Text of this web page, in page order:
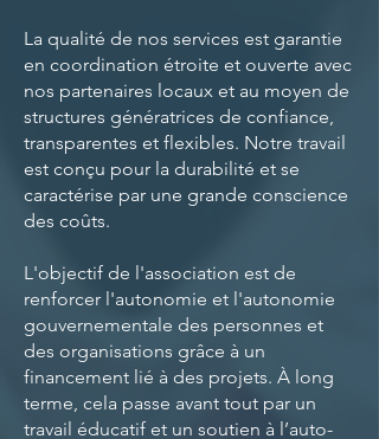
La qualité de nos services est garantie
en coordination étroite et ouverte avec
nos partenaires locaux et au moyen de
structures génératrices de confiance,
transparentes et flexibles. Notre travail
est conçu pour la durabilité et se
caractérise par une grande conscience
des coûts.
L'objectif de l'association est de
renforcer l'autonomie et l'autonomie
gouvernementale des personnes et
des organisations grâce à un
financement lié à des projets. À long
terme, cela passe avant tout par un
travail éducatif et un soutien à l’auto-